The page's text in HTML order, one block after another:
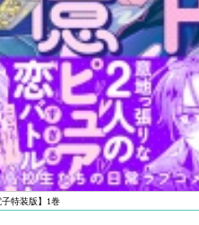
特装版】1巻